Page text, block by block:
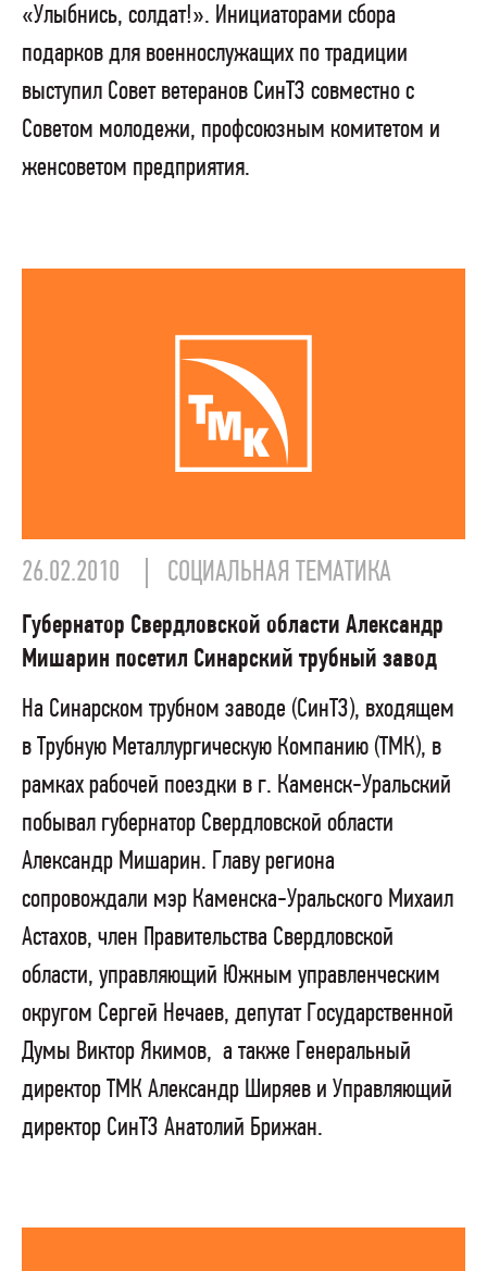
«Улыбнись, солдат!». Инициаторами сбора
подарков для военнослужащих по традиции
выступил Совет ветеранов СинТЗ совместно с
Советом молодежи, профсоюзным комитетом и
женсоветом предприятия.
26.02.2010 СОЦИАЛЬНАЯ ТЕМАТИКА
Губернатор Свердловской области Александр
Мишарин посетил Синарский трубный завод
На Синарском трубном заводе (СинТЗ), входящем
в Трубную Металлургическую Компанию (ТМК), в
рамках рабочей поездки в г. Каменск-Уральский
побывал губернатор Свердловской области
Александр Мишарин. Главу региона
сопровождали мэр Каменска-Уральского Михаил
Астахов, член Правительства Свердловской
области, управляющий Южным управленческим
округом Сергей Нечаев, депутат Государственной
Думы Виктор Якимов, а также Генеральный
директор ТМК Александр Ширяев и Управляющий
директор СинТЗ Анатолий Брижан.